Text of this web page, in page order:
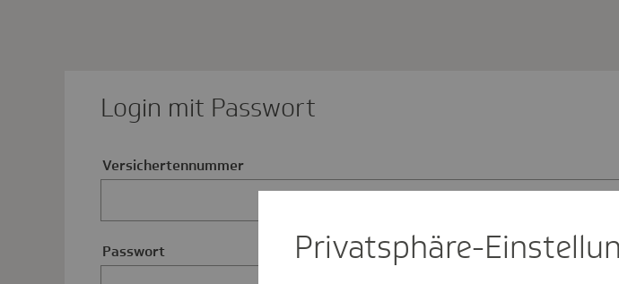
Login mit Passwort
Versichertennummer
Passwort Privat­sphäre-